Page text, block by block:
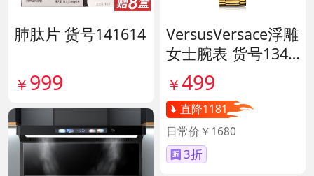
肺肽片 货号141614
￥ 999
VersusVersace浮雕
女士腕表 货号1341
￥499
直降1181
日常价￥1680
3折